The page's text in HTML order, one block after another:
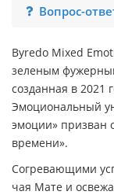
Вопрос-
Byredo Mixed
зеленым
созданная в
Эмоциональный
эмоции» призван
времени».
Согревающими
чая Мате и